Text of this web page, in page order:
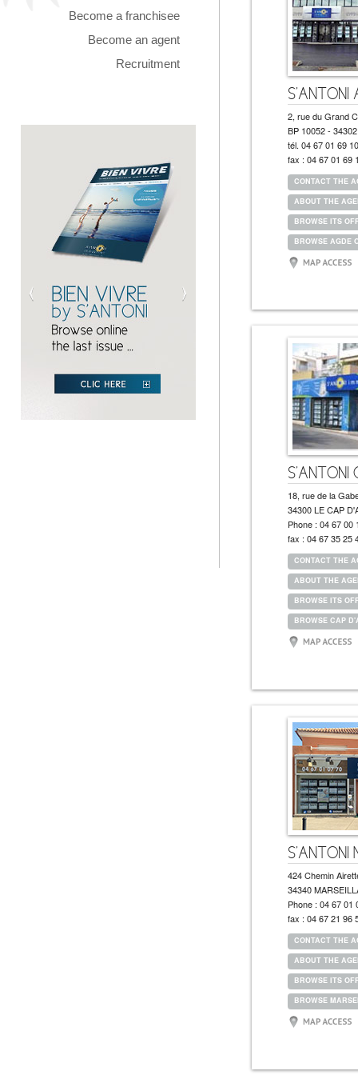
Become a franchisee
Become an agent
Recruitment
S'ANTONI
2, rue du Grand
BP 10052 -
tél. 04 67 01 69 10
fax : 04 67 01 69
CONTACT THE
ABOUT THE
BROWSE ITS
BROWSE AGDE
18, rue de la
34300 LE CAP
Phone : 04 67 00
fax : 04 67 35 25
CONTACT THE
ABOUT THE
BROWSE ITS
BROWSE CAP
S'ANTONI
424 Chemin
34340
Phone : 04 67 01
fax : 04 67 21 96
CONTACT THE
ABOUT THE
BROWSE ITS
BROWSE